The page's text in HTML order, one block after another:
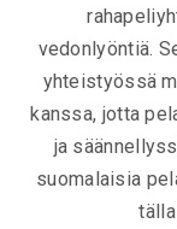
vedonlyöntiä.
yhteistyössä
kanssa, jotta
ja
suomalaisia